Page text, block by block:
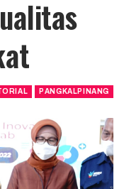
PANGKALPINANG